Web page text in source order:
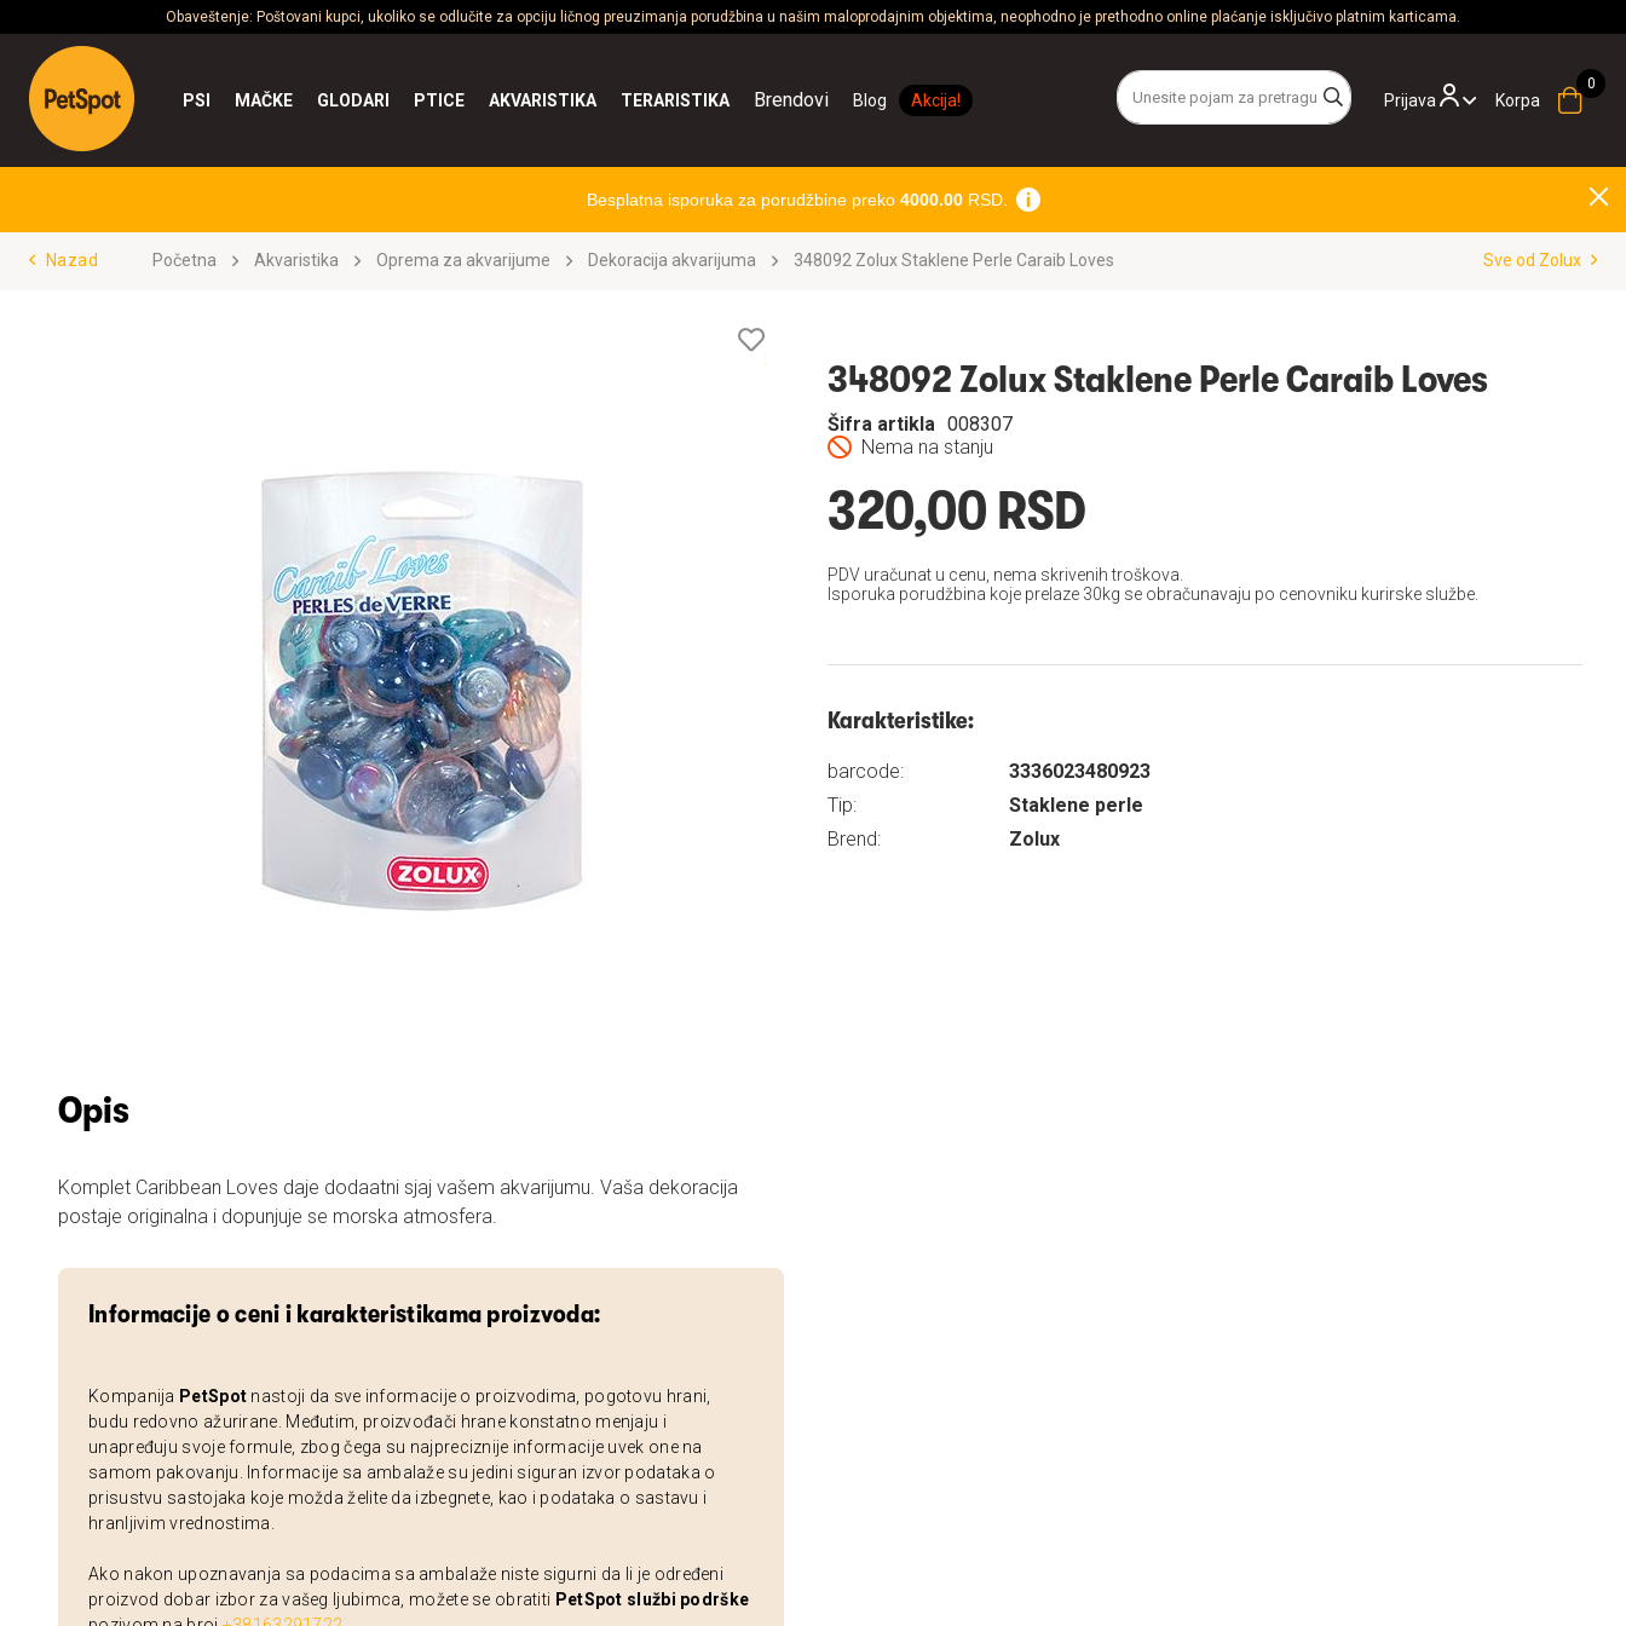
Obaveštenje: Poštovani kupci, ukoliko se odlučite za opciju ličnog preuzimanja porudžbina u našim maloprodajnim objektima, neophodno je prethodno online plaćanje isključivo platnim karticama.
Prijava
PSI MAČKE GLODARI PTICE AKVARISTIKA TERARISTIKA Brendovi Blog Akcija! Korpa
Besplatna isporuka za porudžbine preko 4000.00RSD.
Nazad Početna Akvaristika Oprema za akvarijume Dekoracija akvarijuma 348092 Zolux Staklene Perle Caraib Loves Sve od Zolux
Opis
Komplet Caribbean Loves daje dodaatni sjaj vašem akvarijumu. Vaša dekoracija
postaje originalna i dopunjuje se morska atmosfera.
Informacije o ceni i karakteristikama proizvoda:
Kompanija PetSpot nastoji da sve informacije o proizvodima, pogotovu hrani,
budu redovno ažurirane. Međutim, proizvođači hrane konstatno menjaju i
unapređuju svoje formule, zbog čega su najpreciznije informacije uvek one na
samom pakovanju. Informacije sa ambalaže su jedini siguran izvor podataka o
prisustvu sastojaka koje možda želite da izbegnete, kao i podataka o sastavu i
hranljivim vrednostima.
Ako nakon upoznavanja sa podacima sa ambalaže niste sigurni da li je određeni
proizvod dobar izbor za vašeg ljubimca, možete se obratiti PetSpot službi podrške
želja
348092 Zolux Staklene Perle Caraib Loves
Nema na stanju
Šifra artikla 008307
320,00 RSD
PDV uračunat u cenu, nema skrivenih troškova.
Isporuka porudžbina koje prelaze 30kg se obračunavaju po cenovniku kurirske službe.
Karakteristike:
barcode:
3336023480923
Tip:
Staklene perle
Brend:
Zolux